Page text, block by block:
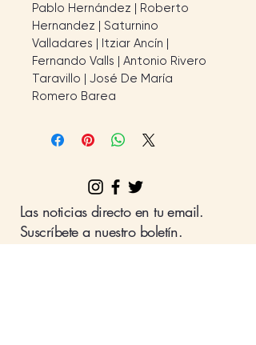
Pablo Hernández | Roberto
Hernandez | Saturnino
Valladares | Itziar Ancín |
Fernando Valls | Antonio Rivero
Taravillo | José De María
Romero Barea
Las noticias directo en tu email.
Suscríbete a nuestro boletín.